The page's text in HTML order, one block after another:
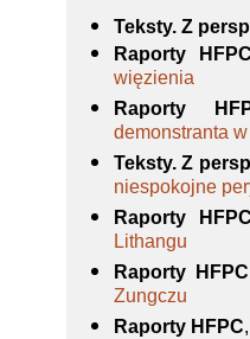
Teksty. Z
Raporty HFPC
więzienia
Raporty
demonstranta
Teksty. Z
niespokojne
Raporty HFPC
Lithangu
Raporty HFPC
Zungczu
Raporty HFPC